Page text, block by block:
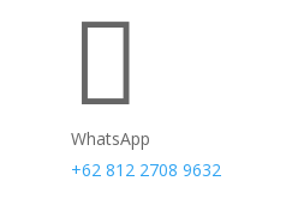

WhatsApp
+62 812 2708 9632